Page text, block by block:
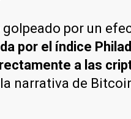
por un
por el índice
a las
narrativa de